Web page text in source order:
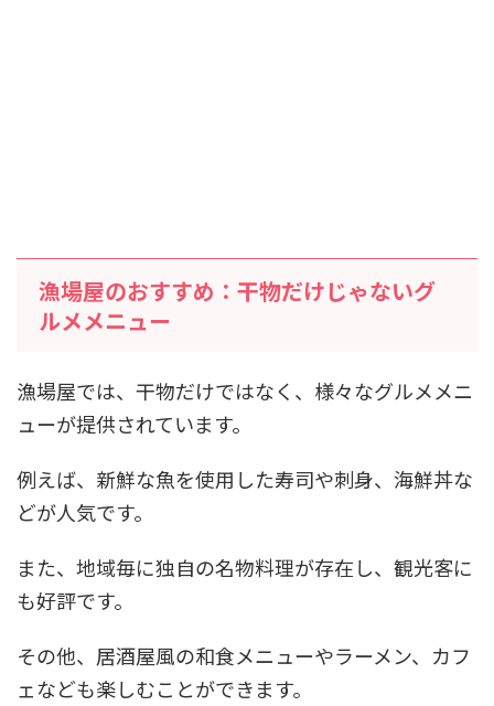
漁場屋のおすすめ：干物だけじゃないグ
ルメメニュー
漁場屋では、干物だけではなく、様々なグルメメニ
ューが提供されています。
例えば、新鮮な魚を使用した寿司や刺身、海鮮丼な
どが人気です。
また、地域毎に独自の名物料理が存在し、観光客に
も好評です。
その他、居酒屋風の和食メニューやラーメン、カフ
ェなども楽しむことができます。